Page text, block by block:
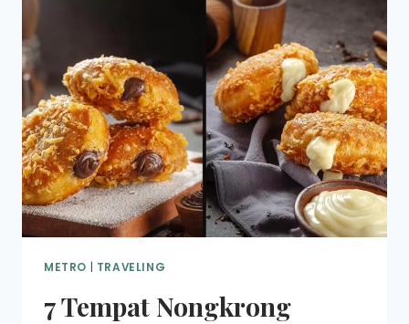
METRO TRAVELING
7 Tempat Nongkrong